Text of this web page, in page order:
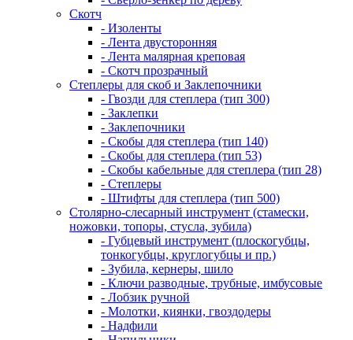
Скотч
- Изоленты
- Лента двусторонняя
- Лента малярная креповая
- Скотч прозрачный
Степлеры для скоб и Заклепочники
- Гвозди для степлера (тип 300)
- Заклепки
- Заклепочники
- Скобы для степлера (тип 140)
- Скобы для степлера (тип 53)
- Скобы кабельные для степлера (тип 28)
- Степлеры
- Штифты для степлера (тип 500)
Столярно-слесарный инструмент (стамески,
ножовки, топоры, стусла, зубила)
- Губцевый инструмент (плоскогубцы,
тонкогубцы, круглогубцы и пр.)
- Зубила, кернеры, шило
- Ключи разводные, трубные, имбусовые
- Лобзик ручной
- Молотки, киянки, гвоздодеры
- Надфили